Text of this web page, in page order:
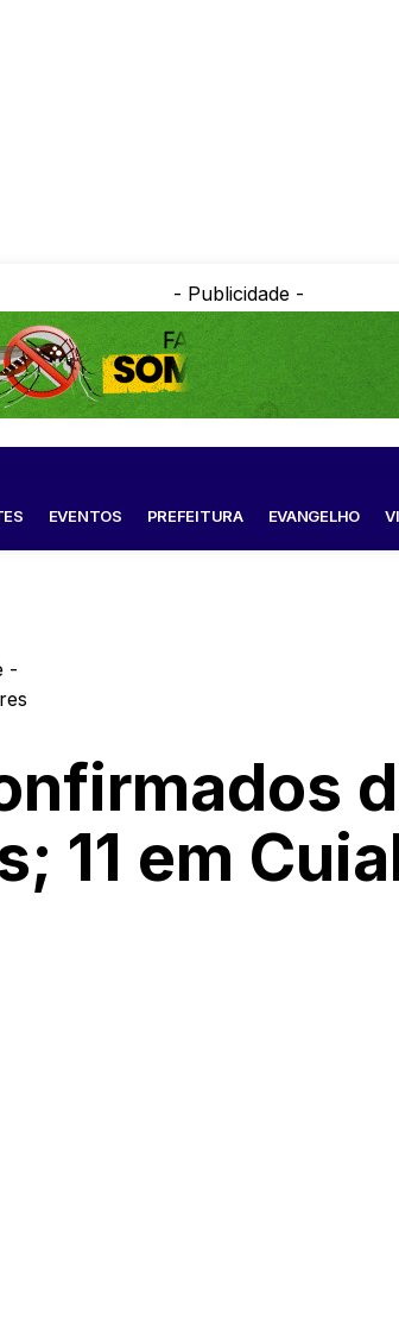
- Publicidade -
EVENTOS PREFEITURA EVANGELHO
-
11 em